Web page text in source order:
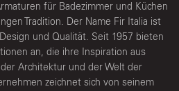
für Badezimmer und Küchen
Tradition. Der Name Fir Italia ist
und Qualität. Seit 1957 bieten
an, die ihre Inspiration aus
Architektur und der Welt der
zeichnet sich von seinem